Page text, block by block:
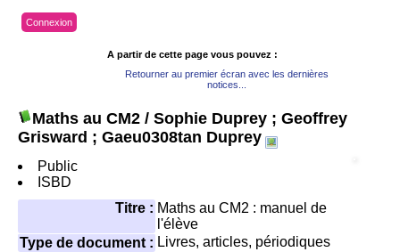
Connexion
A partir de cette page vous pouvez :
Retourner au premier écran avec les dernières
notices...
Maths au CM2 / Sophie Duprey ; Geoffrey
Grisward ; Gaeu0308tan Duprey
Public
ISBD
Titre : Maths au CM2 : manuel de
l'élève
Type de document : Livres, articles, périodiques